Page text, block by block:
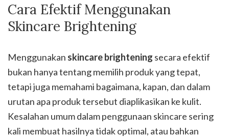
Cara Efektif Menggunakan
Skincare Brightening
Menggunakan skincare brightening secara efektif
bukan hanya tentang memilih produk yang tepat,
tetapi juga memahami bagaimana, kapan, dan dalam
urutan apa produk tersebut diaplikasikan ke kulit.
Kesalahan umum dalam penggunaan skincare sering
kali membuat hasilnya tidak optimal, atau bahkan